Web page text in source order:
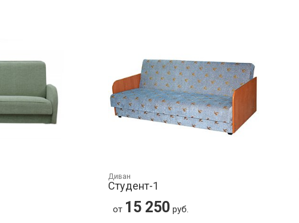
Диван
Студент-1
от 15 250 руб.